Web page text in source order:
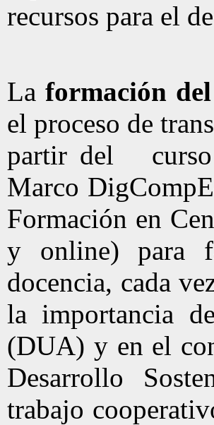
recursos para el
La formación
el proceso de
partir del curso
Marco
Formación en
y online) para
docencia, cada
la importancia
(DUA) y en el
Desarrollo
trabajo